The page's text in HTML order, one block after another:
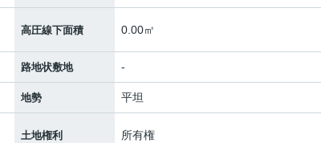
高圧線下面積 0.00㎡
路地状敷地 -
地勢 平坦
土地権利 所有権